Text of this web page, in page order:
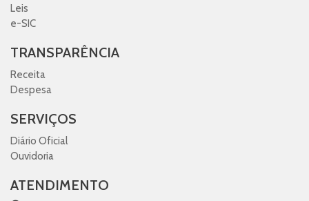
Leis
e-SIC
TRANSPARÊNCIA
Receita
Despesa
SERVIÇOS
Diário Oficial
Ouvidoria
ATENDIMENTO